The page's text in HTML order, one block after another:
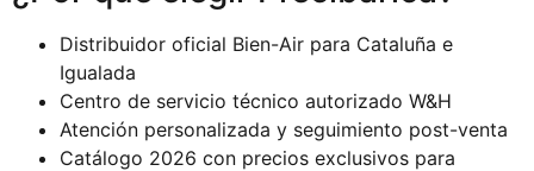
Distribuidor oficial Bien-Air para Cataluña e
Igualada
Centro de servicio técnico autorizado W&H
Atención personalizada y seguimiento post-venta
Catálogo 2026 con precios exclusivos para